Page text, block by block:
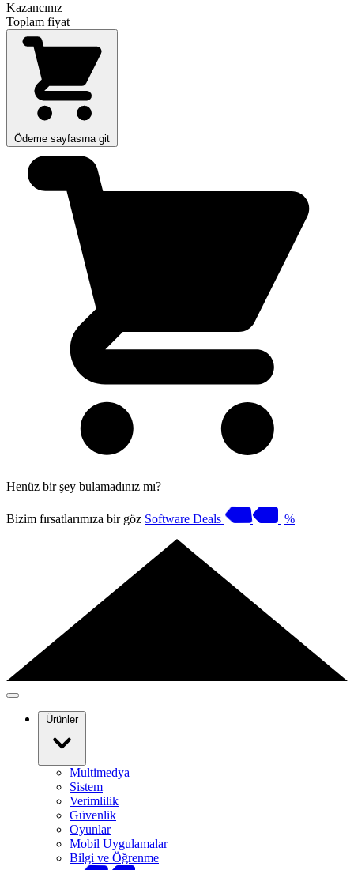
Kazancınız
Toplam fiyat
Ödeme sayfasına git
Henüz bir şey bulamadınız mı?
Bizim fırsatlarımıza bir göz Software Deals %
Ürünler
Multimedya
Sistem
Verimlilik
Güvenlik
Oyunlar
Mobil Uygulamalar
Bilgi ve Öğrenme